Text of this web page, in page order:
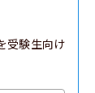
受験生向け